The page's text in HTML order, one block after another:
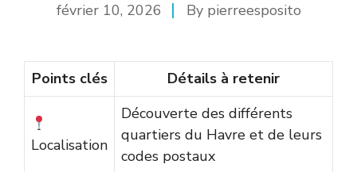
février 10, 2026 By pierreesposito
Points clés Détails à retenir
Localisation
Découverte des différents
quartiers du Havre et de leurs
codes postaux